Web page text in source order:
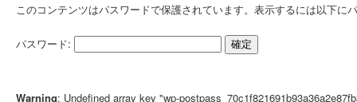
このコンテンツはパスワードで保護されています。表示するには以下に
パスワード:
Warning: Undefined array key "wp-